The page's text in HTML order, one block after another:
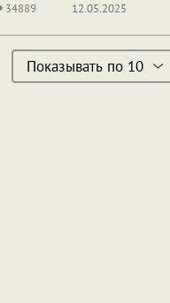
34889 12.05.2025
Показывать по 10